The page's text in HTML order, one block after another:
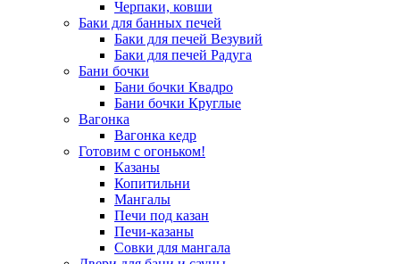
Черпаки, ковши
Баки для банных печей
Баки для печей Везувий
Баки для печей Радуга
Бани бочки
Бани бочки Квадро
Бани бочки Круглые
Вагонка
Вагонка кедр
Готовим с огоньком!
Казаны
Копитильни
Мангалы
Печи под казан
Печи-казаны
Совки для мангала